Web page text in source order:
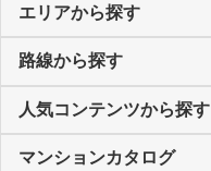
エリアから探す
路線から探す
人気コンテンツから探す
マンションカタログ